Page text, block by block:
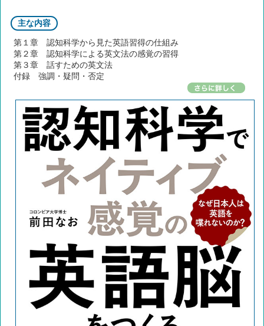
主な内容
第１章 認知科学から見た英語習得の仕組み
第２章 認知科学による英文法の感覚の習得
第３章 話すための英文法
付録 強調・疑問・否定